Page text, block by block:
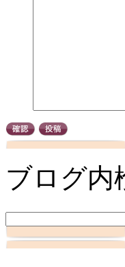
ブログ内